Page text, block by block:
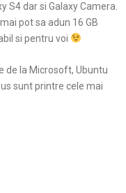
S4 dar si Galaxy Camera.
pot sa adun 16 GB
si pentru voi
de la Microsoft, Ubuntu
sunt printre cele mai